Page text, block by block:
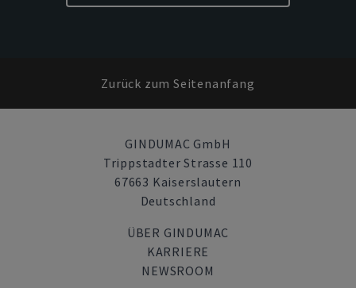
Zurück zum Seitenanfang
GINDUMAC GmbH
Trippstadter Strasse 110
67663 Kaiserslautern
Deutschland
ÜBER GINDUMAC
KARRIERE
NEWSROOM